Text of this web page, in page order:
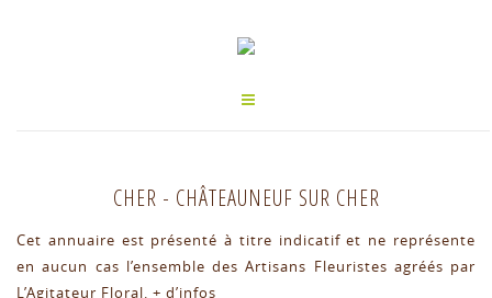
CHER - CHÂTEAUNEUF SUR CHER
Cet annuaire est présenté à titre indicatif et ne représente
en aucun cas l’ensemble des Artisans Fleuristes agréés par
L’Agitateur Floral. + d’infos